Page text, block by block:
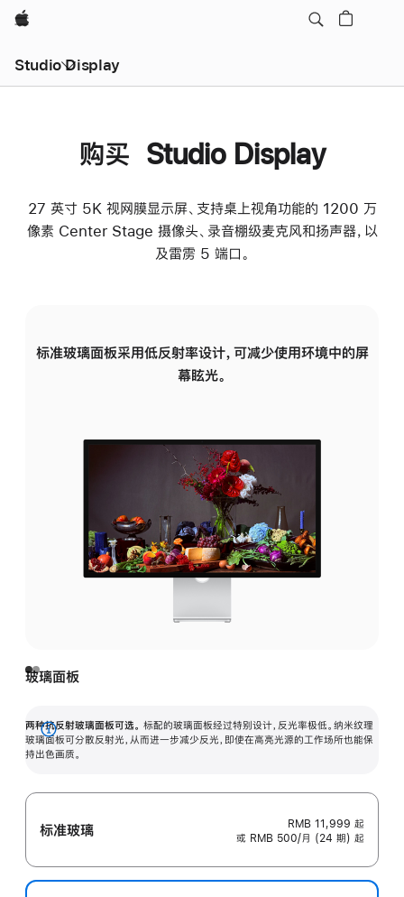
Apple
Studio Display
购买 Studio Display
27 英寸 5K 视网膜显示屏、支持桌上视角功能的 1200 万
像素 Center Stage 摄像头、录音棚级麦克风和扬声器，以
及雷雳 5 端口。
标准玻璃面板采用低反射率设计，可减少使用环境中的屏
幕眩光。
玻璃面板
两种抗反射玻璃面板可选。 标配的玻璃面板经过特别设计，反光率极低。纳米纹理
玻璃面板可分散反射光，从而进一步减少反光，即使在高亮光源的工作场所也能保
持出色画质。
展
开
标准玻璃 RMB 11,999 起
或 RMB 500/月 (24 期) 起